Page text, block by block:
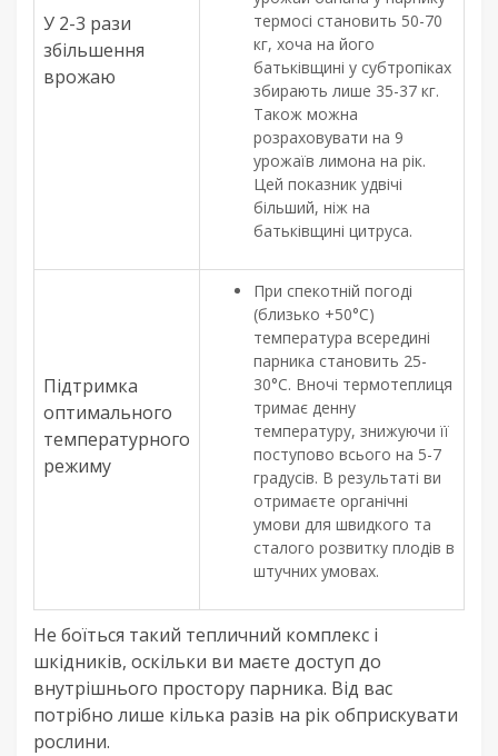
У 2-3 рази
збільшення
врожаю
термосі становить 50-70
кг, хоча на його
батьківщині у субтропіках
збирають лише 35-37 кг.
Також можна
розраховувати на 9
урожаїв лимона на рік.
Цей показник удвічі
більший, ніж на
батьківщині цитруса.
Підтримка
оптимального
температурного
режиму
При спекотній погоді
(близько +50°C)
температура всередині
парника становить 25-
30°C. Вночі термотеплиця
тримає денну
температуру, знижуючи її
поступово всього на 5-7
градусів. В результаті ви
отримаєте органічні
умови для швидкого та
сталого розвитку плодів в
штучних умовах.
Не боїться такий тепличний комплекс і
шкідників, оскільки ви маєте доступ до
внутрішнього простору парника. Від вас
потрібно лише кілька разів на рік обприскувати
рослини.